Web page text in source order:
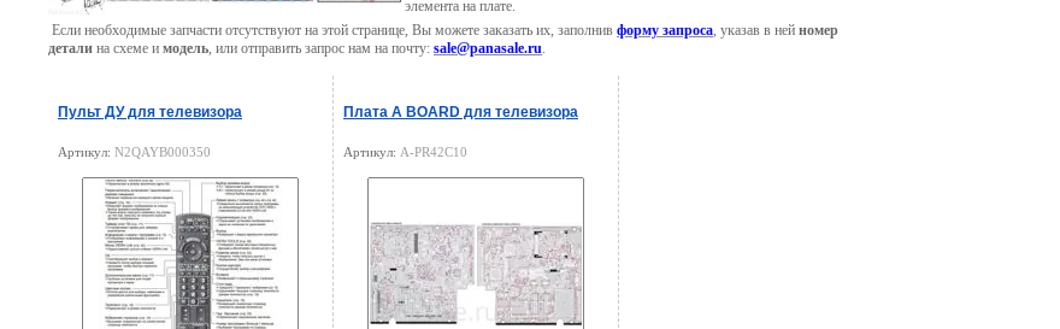
элемента на плате.
Если необходимые запчасти отсутствуют на этой странице, Вы можете заказать их, заполнив форму запроса, указав в ней номер
детали на схеме и модель, или отправить запрос нам на почту: sale@panasale.ru.
Пульт ДУ для телевизора
Артикул: N2QAYB000350
Плата A BOARD для телевизора
Артикул: A-PR42C10